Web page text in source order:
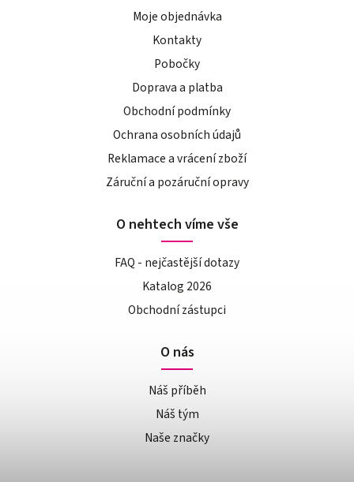
Moje objednávka
Kontakty
Pobočky
Doprava a platba
Obchodní podmínky
Ochrana osobních údajů
Reklamace a vrácení zboží
Záruční a pozáruční opravy
O nehtech víme vše
FAQ - nejčastější dotazy
Katalog 2026
Obchodní zástupci
O nás
Náš příběh
Náš tým
Naše značky